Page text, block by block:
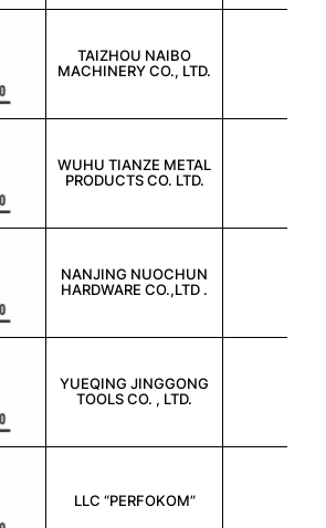
TAIZHOU NAIBO
MACHINERY CO., LTD.
WUHU TIANZE METAL
PRODUCTS CO. LTD.
NANJING NUOCHUN
HARDWARE CO.,LTD .
YUEQING JINGGONG
TOOLS CO. , LTD.
LLC “PERFOKOM”